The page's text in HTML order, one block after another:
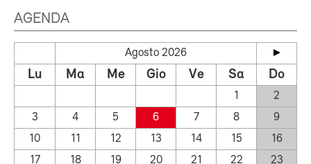
AGENDA
Agosto 2026
Lu Ma Me Gio Ve Sa Do
1
2
3
4 5 6 7 8
9
10
11 12 13 14 15
16
17
18 19 20 21 22
23